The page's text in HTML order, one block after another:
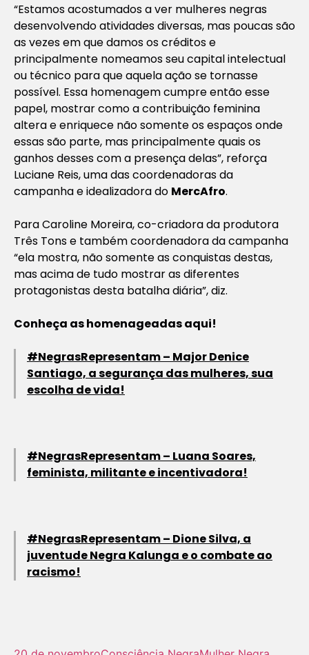
“Estamos acostumados a ver mulheres negras
desenvolvendo atividades diversas, mas poucas são
as vezes em que damos os créditos e
principalmente nomeamos seu capital intelectual
ou técnico para que aquela ação se tornasse
possível. Essa homenagem cumpre então esse
papel, mostrar como a contribuição feminina
altera e enriquece não somente os espaços onde
essas são parte, mas principalmente quais os
ganhos desses com a presença delas”, reforça
Luciane Reis, uma das coordenadoras da
campanha e idealizadora do MercAfro.
Para Caroline Moreira, co-criadora da produtora
Três Tons e também coordenadora da campanha
“ela mostra, não somente as conquistas destas,
mas acima de tudo mostrar as diferentes
protagonistas desta batalha diária”, diz.
Conheça as homenageadas aqui!
#NegrasRepresentam – Major Denice
Santiago, a segurança das mulheres, sua
escolha de vida!
#NegrasRepresentam – Luana Soares,
feminista, militante e incentivadora!
#NegrasRepresentam – Dione Silva, a
juventude Negra Kalunga e o combate ao
racismo!